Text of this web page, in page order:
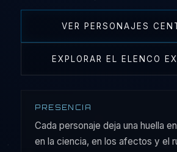
VER PERSONAJES
EXPLORAR EL ELENCO
PRESENCIA
Cada personaje deja una huella
en la ciencia, en los afectos y el